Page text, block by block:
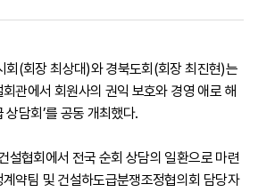
회(회장 최상대)와 경북도회(회장 최진현)는
관에서 회원사의 권익 보호와 경영 애로 해
상담회’를 공동 개최했다.
설협회에서 전국 순회 상담의 일환으로 마련
약팀 및 건설하도급분쟁조정협의회 담당자